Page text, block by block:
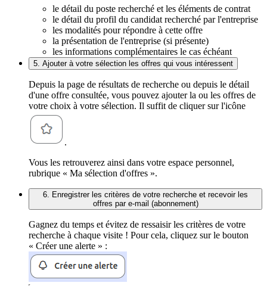
le détail du poste recherché et les éléments de contrat
le détail du profil du candidat recherché par l'entreprise
les modalités pour répondre à cette offre
la présentation de l'entreprise (si présente)
les informations complémentaires le cas échéant
5. Ajouter à votre sélection les offres qui vous intéressent
Depuis la page de résultats de recherche ou depuis le détail
d'une offre consultée, vous pouvez ajouter la ou les offres de
votre choix à votre sélection. Il suffit de cliquer sur l'icône
.
Vous les retrouverez ainsi dans votre espace personnel,
rubrique « Ma sélection d'offres ».
6. Enregistrer les critères de votre recherche et recevoir les
offres par e-mail (abonnement)
Gagnez du temps et évitez de ressaisir les critères de votre
recherche à chaque visite ! Pour cela, cliquez sur le bouton
« Créer une alerte » :